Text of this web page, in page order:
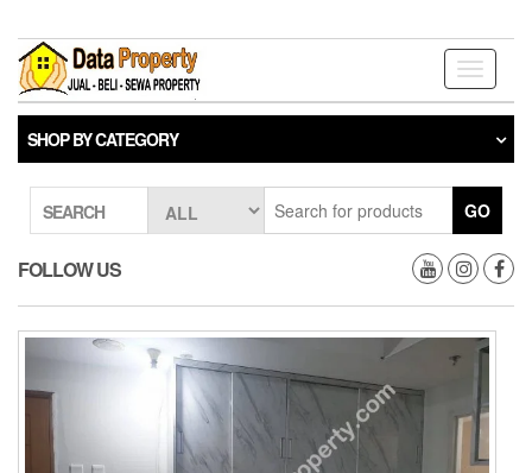
the
content
Toggle
SHOP BY CATEGORY
SEARCH GO
FOLLOW US